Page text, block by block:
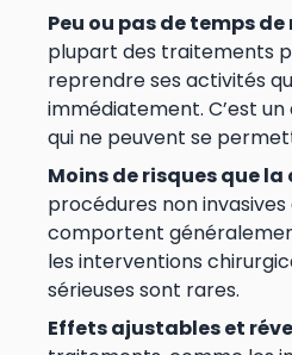
Peu ou pas de temps
plupart des traitements
reprendre ses activités
immédiatement. C’est
qui ne peuvent se
Moins de risques que
procédures non invasives
comportent
les interventions
sérieuses sont rares.
Effets ajustables et